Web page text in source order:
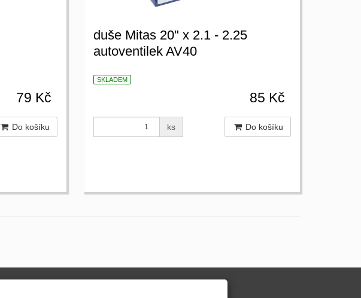
79 Kč
Do košíku
duše Mitas 20" x 2.1 - 2.25
autoventilek AV40
SKLADEM
85 Kč
ks Do košíku